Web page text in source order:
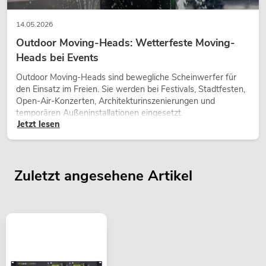
14.05.2026
Outdoor Moving-Heads: Wetterfeste Moving-
Heads bei Events
Outdoor Moving-Heads sind bewegliche Scheinwerfer für
den Einsatz im Freien. Sie werden bei Festivals, Stadtfesten,
Open-Air-Konzerten, Architekturinszenierungen und
temporären Außeninstallationen eingesetzt.
Jetzt lesen
Zuletzt angesehene Artikel